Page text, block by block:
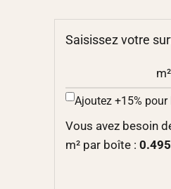
Saisissez votre
m²
Ajoutez +15%
Vous avez besoin
m² par boîte : 0.495